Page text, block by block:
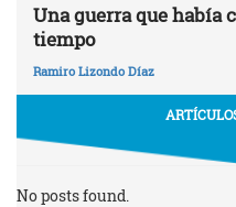
Una guerra que había
tiempo
Ramiro Lizondo Díaz
No posts found.